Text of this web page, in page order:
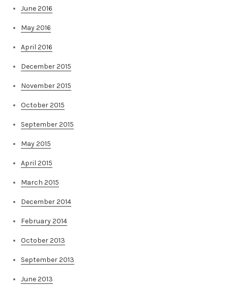
June 2016
May 2016
April 2016
December 2015
November 2015
October 2015
September 2015
May 2015
April 2015
March 2015
December 2014
February 2014
October 2013
September 2013
June 2013